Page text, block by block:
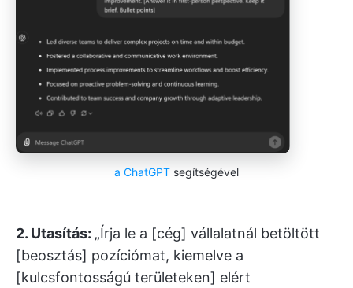
a ChatGPT segítségével
2. Utasítás: „Írja le a [cég] vállalatnál betöltött
[beosztás] pozíciómat, kiemelve a
[kulcsfontosságú területeken] elért